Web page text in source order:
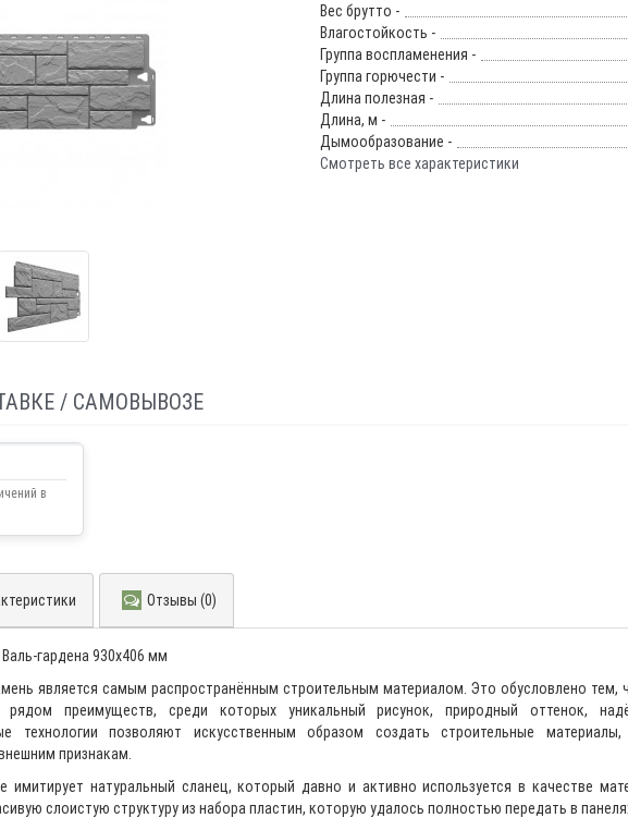
Вес брутто -
Влагостойкость -
Группа воспламенения -
Группа горючести -
Длина полезная -
Длина, м -
Дымообразование -
Смотреть все характеристики
/ САМОВЫВОЗЕ
в
Отзывы (0)
гардена 930х406 мм
является самым распространённым строительным материалом. Это обусловлено тем,
преимуществ, среди которых уникальный рисунок, природный оттенок,
технологии позволяют искусственным образом создать строительные
признакам.
имитирует натуральный сланец, который давно и активно используется в качестве
слоистую структуру из набора пластин, которую удалось полностью передать в